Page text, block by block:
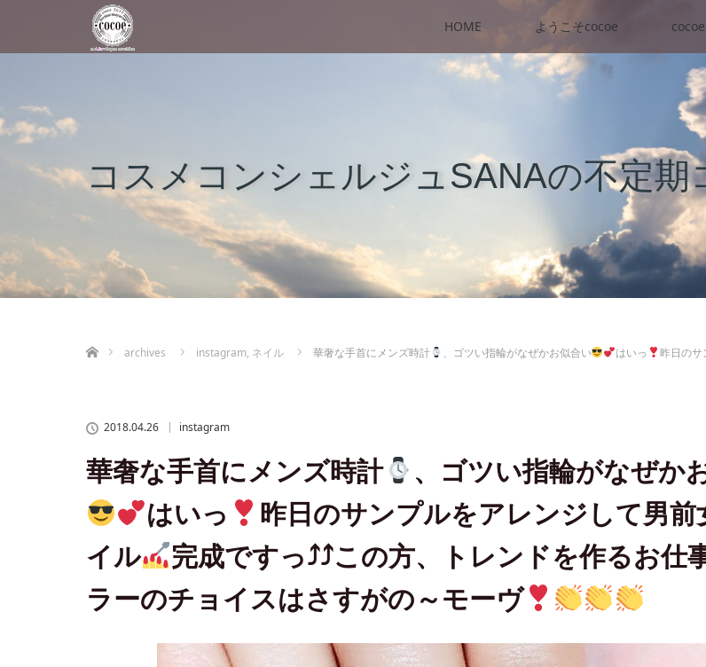
HOME ようこそcocoe
コスメコンシェルジュSANAの不定期
archives
instagram, ネイル 華奢な手首にメンズ時計 、ゴツい指輪がなぜかお似合い はいっ 昨日のサ
2018.04.26
instagram
華奢な手首にメンズ時計
、ゴツい指輪がなぜか
はいっ
昨日のサンプルをアレンジして男前
イル
完成ですっ⤴⤴この方、トレンドを作るお仕
ラーのチョイスはさすがの～モーヴ